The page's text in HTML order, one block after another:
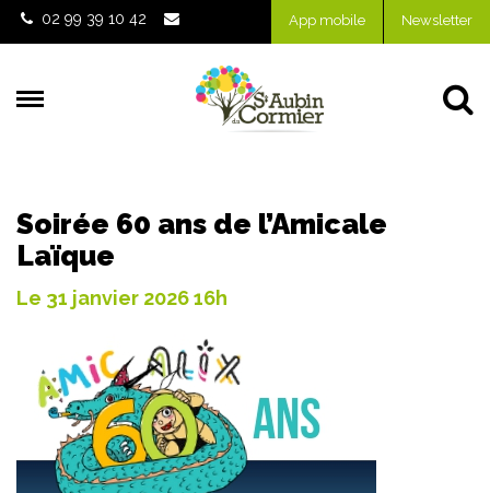
Gestion des traceurs
02 99 39 10 42 App mobile Newsletter
Soirée 60 ans de l’Amicale
Laïque
Le 31 janvier 202616h